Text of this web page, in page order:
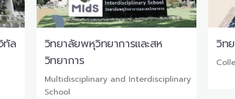
ทัล
วิทยาลัยพหุวิทยาการและสห
วิทยาการ
Multidisciplinary and Interdisciplinary
School
วิท